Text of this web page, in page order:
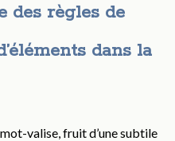
des règles de
dans la
valise, fruit d’une subtile